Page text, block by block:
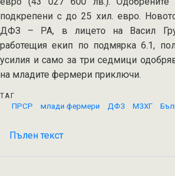
подкрепени с до 25 хил. евро.
ДФЗ – РА, в лицето на Васил
работещия екип по подмярка 6.1,
усилия и само за три седмици
на младите фермери приключи.
ТАГ
ПРСР
млади фермери ДФЗ МЗХГ
Пълен текст